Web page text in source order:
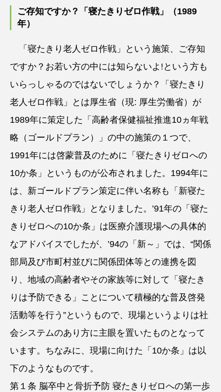
ご存知ですか？「寝たきりゼロ作戦」（1989
年）
「寝たきり老人ゼロ作戦」という施策、ご存知
ですか？お若い方の中には知らないよ!という方も
いらっしゃるのではないでしょうか？「寝たきり
老人ゼロ作戦」とは厚生省（現: 厚生労働省）が
1989年に策定した「高齢者保健福祉推進10ヵ年戦
略（ゴールドプラン）」の中の施策の１つで、
1991年には啓蒙普及のために「寝たきりゼロへの
10か条」というものが公布されました。1994年に
は、新ゴールドプラン策定に伴い名称も「新寝た
きり老人ゼロ作戦」となりました。’91年の「寝た
きりゼロへの10か条」は医療介護現場への具体的
なアドバイスでしたが、’94の「新～」では、“関係
部局及び市町村並びに関係団体等との連携を図
り、地域の高齢者やその家族等に対して「寝たき
りは予防できる」ことについて積極的な普及啓発
活動等を行う”というもので、現場というよりは社
会システムのあり方に主眼を置いたものとなって
います。ちなみに、現場に向けた「10か条」は以
下のようなものです。
第１条 脳卒中と骨折予防 寝たきりゼロへの第一歩